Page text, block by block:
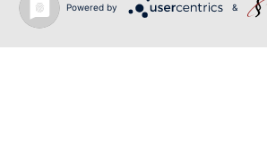
Powered by &